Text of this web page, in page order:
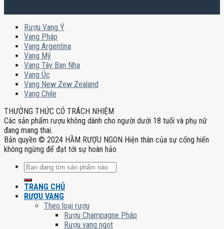
Rượu Vang Ý
Vang Pháp
Vang Argentina
Vang Mỹ
Vang Tây Ban Nha
Vang Úc
Vang New Zew Zealand
Vang Chile
THƯỞNG THỨC CÓ TRÁCH NHIỆM
Các sản phẩm rượu không dành cho người dưới 18 tuổi và phụ nữ
đang mang thai.
Bản quyền © 2024 HẦM RƯỢU NGON Hiện thân của sự cống hiến
không ngừng để đạt tới sự hoàn hảo
Tìm
kiếm:
TRANG CHỦ
RƯỢU VANG
Theo loại rượu
Rượu Champagne Pháp
Rượu vang ngọt